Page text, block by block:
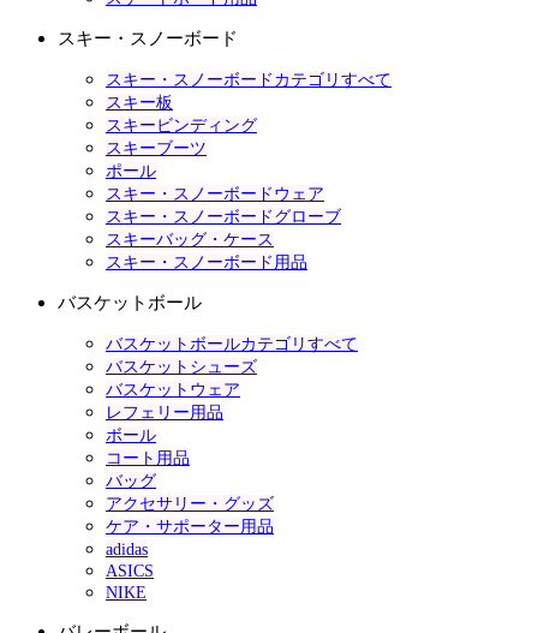
スキー・スノーボード
スキー・スノーボードカテゴリすべて
スキー板
スキービンディング
スキーブーツ
ポール
スキー・スノーボードウェア
スキー・スノーボードグローブ
スキーバッグ・ケース
スキー・スノーボード用品
バスケットボール
バスケットボールカテゴリすべて
バスケットシューズ
バスケットウェア
レフェリー用品
ボール
コート用品
バッグ
アクセサリー・グッズ
ケア・サポーター用品
adidas
ASICS
NIKE